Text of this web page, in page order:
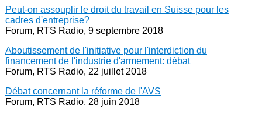
Peut-on assouplir le droit du travail en Suisse pour les
cadres d'entreprise?
Forum, RTS Radio, 9 septembre 2018
Aboutissement de l'initiative pour l'interdiction du
financement de l'industrie d'armement: débat
Forum, RTS Radio, 22 juillet 2018
Débat concernant la réforme de l'AVS
Forum, RTS Radio, 28 juin 2018